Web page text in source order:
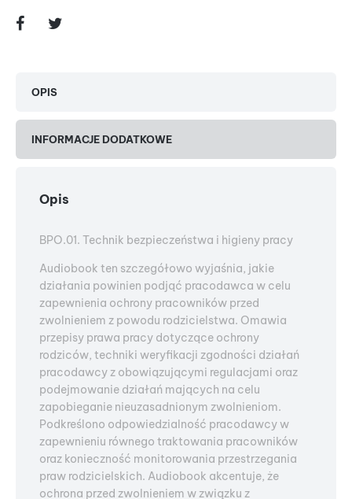
OPIS
INFORMACJE DODATKOWE
Opis
BPO.01. Technik bezpieczeństwa i higieny pracy
Audiobook ten szczegółowo wyjaśnia, jakie
działania powinien podjąć pracodawca w celu
zapewnienia ochrony pracowników przed
zwolnieniem z powodu rodzicielstwa. Omawia
przepisy prawa pracy dotyczące ochrony
rodziców, techniki weryfikacji zgodności działań
pracodawcy z obowiązującymi regulacjami oraz
podejmowanie działań mających na celu
zapobieganie nieuzasadnionym zwolnieniom.
Podkreślono odpowiedzialność pracodawcy w
zapewnieniu równego traktowania pracowników
oraz konieczność monitorowania przestrzegania
praw rodzicielskich. Audiobook akcentuje, że
ochrona przed zwolnieniem w związku z